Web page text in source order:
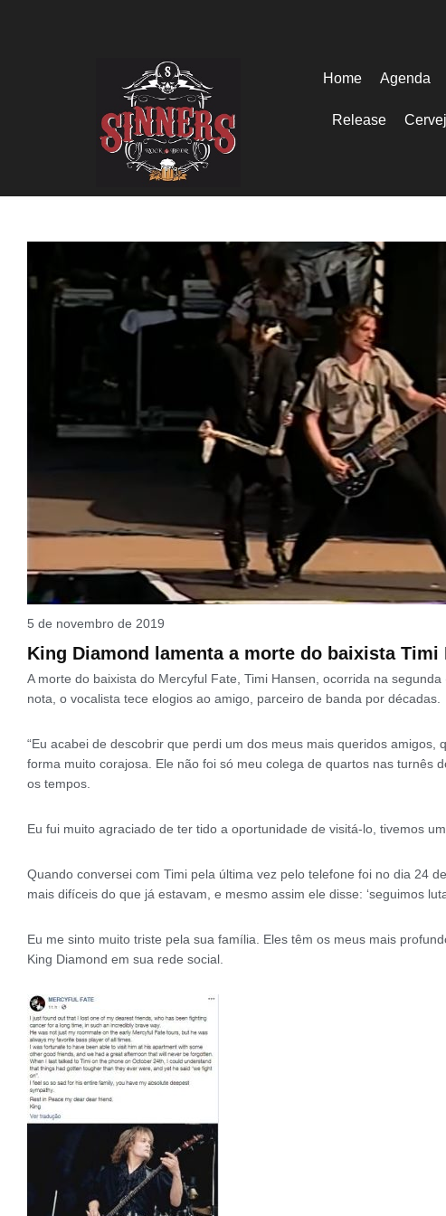
Home Agenda
Release
5 de novembro de 2019
King Diamond lamenta a morte do baixista Timi
A morte do baixista do Mercyful Fate, Timi Hansen, ocorrida na
nota, o vocalista tece elogios ao amigo, parceiro de banda por décadas.
“Eu acabei de descobrir que perdi um dos meus mais queridos
forma muito corajosa. Ele não foi só meu colega de quartos nas turnês
os tempos.
Eu fui muito agraciado de ter tido a oportunidade de visitá-lo, tivemos
Quando conversei com Timi pela última vez pelo telefone foi no dia 24
mais difíceis do que já estavam, e mesmo assim ele disse: ‘seguimos
Eu me sinto muito triste pela sua família. Eles têm os meus mais
King Diamond em sua rede social.